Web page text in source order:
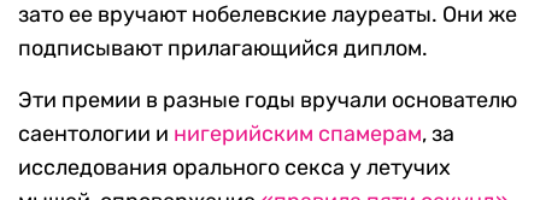
зато ее вручают нобелевские лауреаты. Они же
подписывают прилагающийся диплом.
Эти премии в разные годы вручали основателю
саентологии и нигерийским спамерам, за
исследования орального секса у летучих